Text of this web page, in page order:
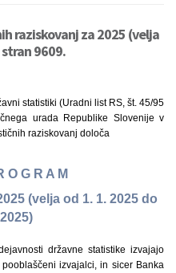
raziskovanj za 2025 (velja
9609.
statistiki (Uradni list RS, št. 45/95
urada Republike Slovenije v
raziskovanj določa
O G R A M
(velja od 1. 1. 2025 do
državne statistike izvajajo
izvajalci, in sicer Banka